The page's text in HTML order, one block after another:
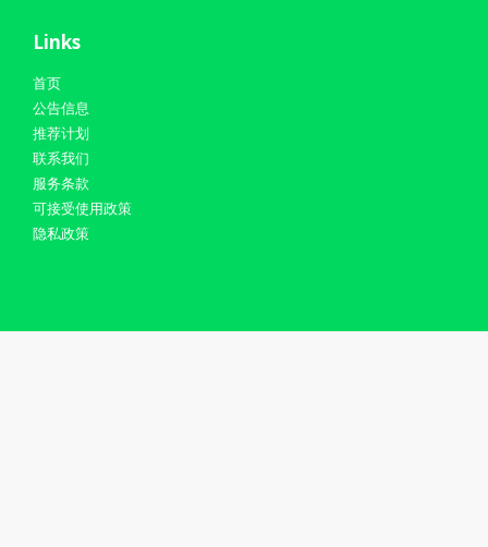
Links
首页
公告信息
推荐计划
联系我们
服务条款
可接受使用政策
隐私政策